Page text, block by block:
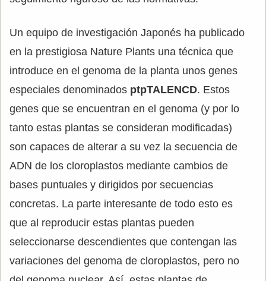
Un equipo de investigación Japonés ha publicado
en la prestigiosa Nature Plants una técnica que
introduce en el genoma de la planta unos genes
especiales denominados ptpTALENCD. Estos
genes que se encuentran en el genoma (y por lo
tanto estas plantas se consideran modificadas)
son capaces de alterar a su vez la secuencia de
ADN de los cloroplastos mediante cambios de
bases puntuales y dirigidos por secuencias
concretas. La parte interesante de todo esto es
que al reproducir estas plantas pueden
seleccionarse descendientes que contengan las
variaciones del genoma de cloroplastos, pero no